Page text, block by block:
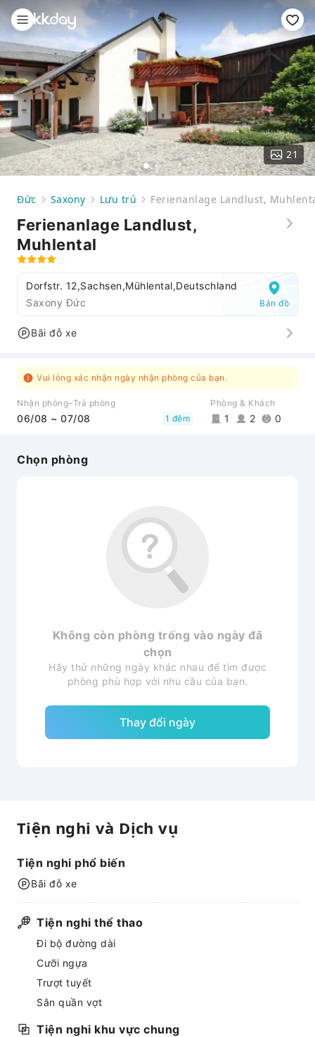
21
Đức Saxony Lưu trú Ferienanlage Landlust,
Ferienanlage Landlust,
Muhlental
Dorfstr. 12,Sachsen,Mühlental,Deutschland
Saxony Đức
Bản đồ
Bãi đỗ xe
Vui lòng xác nhận ngày nhận phòng của bạn.
Nhận phòng–Trả phòng
06/08 ~ 07/08 1 đêm
Phòng & Khách
1 2 0
Chọn phòng
Không còn phòng trống vào ngày đã
chọn
Hãy thử những ngày khác nhau để tìm được
phòng phù hợp với nhu cầu của bạn.
Thay đổi ngày
Tiện nghi và Dịch vụ
Tiện nghi phổ biến
Bãi đỗ xe
Tiện nghi thể thao
Đi bộ đường dài
Cưỡi ngựa
Trượt tuyết
Sân quần vợt
Tiện nghi khu vực chung